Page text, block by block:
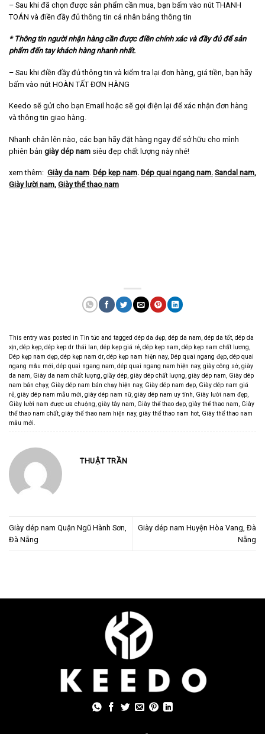
– Sau khi đã chọn được sản phẩm cần mua, bạn bấm vào nút THANH
TOÁN và điền đầy đủ thông tin cá nhân bảng thông tin
* Thông tin người nhận hàng cần được điền chính xác và đầy đủ để sản
phẩm đến tay khách hàng nhanh nhất.
– Sau khi điền đầy đủ thông tin và kiểm tra lại đơn hàng, giá tiền, bạn hãy
bấm vào nút HOÀN TẤT ĐƠN HÀNG
Keedo sẽ gửi cho bạn Email hoặc sẽ gọi điện lại để xác nhận đơn hàng
và thông tin giao hàng.
Nhanh chân lên nào, các bạn hãy đặt hàng ngay để sở hữu cho mình
phiên bản giày dép nam siêu đẹp chất lượng này nhé!
xem thêm: Giày da nam. Dép kẹp nam. Dép quai ngang nam. Sandal nam,
Giày lười nam, Giày thể thao nam
This entry was posted in Tin tức and tagged dép da đẹp, dép da nam, dép da tốt, dép da
xịn, dép kẹp, dép kẹp dr thái lan, dép kẹp giá rẻ, dép kẹp nam, dép kẹp nam chất lương,
Dép kẹp nam dẹp, dép kẹp nam dr, dép kẹp nam hiện nay, Dép quai ngang đẹp, dép quai
ngang mẫu mới, dép quai ngang nam, dép quai ngang nam hiện nay, giày công sở, giày
da nam, Giày da nam chất lượng, giầy dép, giày dép chất lượng, giày dép nam, Giày dép
nam bán chạy, Giày dép nam bán chạy hiện nay, Giày dép nam đẹp, Giày dép nam giá
rẻ, giày dép nam mẫu mới, giày dép nam nữ, giày dép nam uy tính, Giày lười nam đẹp,
Giày lười nam được ưa chuộng, giày tây nam, Giày thể thao đẹp, giày thể thao nam, Giày
thể thao nam chất, giày thể thao nam hiện nay, giày thể thao nam hot, Giày thể thao nam
mẫu mới.
THUẬT TRẦN
Giày dép nam Quận Ngũ Hành Sơn,
Đà Nẵng
Giày dép nam Huyện Hòa Vang, Đà
Nẵng